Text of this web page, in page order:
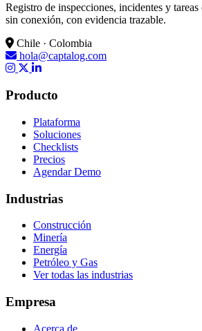
Registro de inspecciones, incidentes y
sin conexión, con evidencia trazable.
Chile · Colombia
hola@captalog.com
Producto
Plataforma
Soluciones
Checklists
Precios
Agendar Demo
Industrias
Construcción
Minería
Energía
Petróleo y Gas
Ver todas las industrias
Empresa
Acerca de